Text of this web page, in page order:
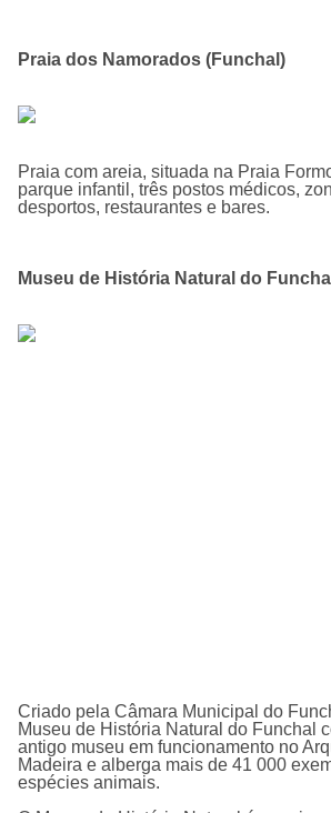
Praia dos Namorados (Funchal)
Praia com areia, situada na Praia
parque infantil, três postos médicos,
desportos, restaurantes e bares.
Museu de História Natural do Funchal
Criado pela Câmara Municipal do
Museu de História Natural do Funchal
antigo museu em funcionamento no
Madeira e alberga mais de 41 000
espécies animais.